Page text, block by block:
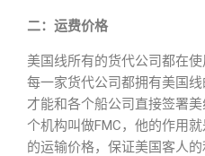
二：运费价格
美国线所有的货代公司都在
每一家货代公司都拥有美国
才能和各个船公司直接签署
个机构叫做FMC，他的作用
的运输价格，保证美国客人的